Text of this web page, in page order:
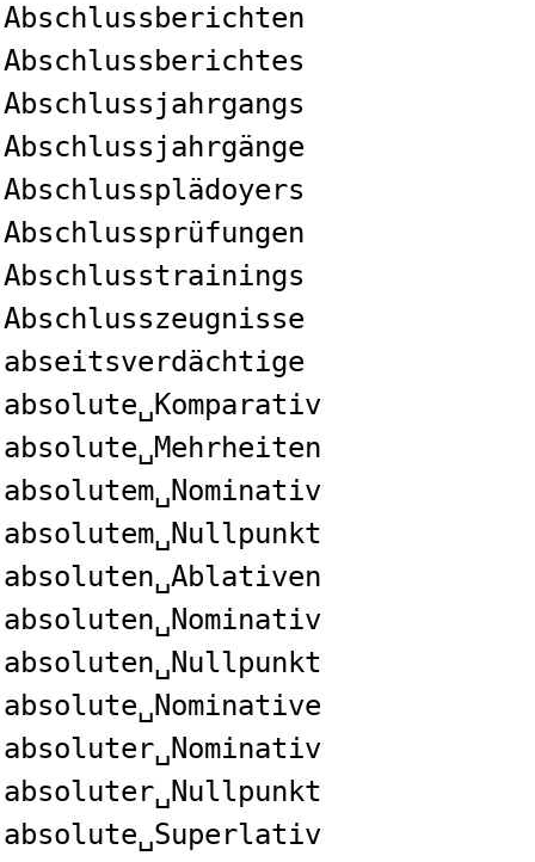
Abschlussberichten
Abschlussberichtes
Abschlussjahrgangs
Abschlussjahrgänge
Abschlussplädoyers
Abschlussprüfungen
Abschlusstrainings
Abschlusszeugnisse
abseitsverdächtige
absolute␣Komparativ
absolute␣Mehrheiten
absolutem␣Nominativ
absolutem␣Nullpunkt
absoluten␣Ablativen
absoluten␣Nominativ
absoluten␣Nullpunkt
absolute␣Nominative
absoluter␣Nominativ
absoluter␣Nullpunkt
absolute␣Superlativ